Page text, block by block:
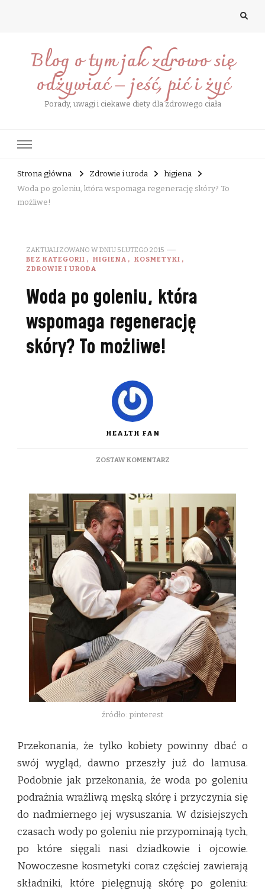
Blog o tym jak zdrowo się
odżywiać – jeść, pić i żyć
Porady, uwagi i ciekawe diety dla zdrowego ciała
Strona główna Zdrowie i uroda
higiena
Woda po goleniu, która wspomaga regenerację skóry? To
możliwe!
ZAKTUALIZOWANO W DNIU 5 LUTEGO 2015
BEZ KATEGORII
HIGIENA
KOSMETYKI
ZDROWIE I URODA
Woda po goleniu, która
wspomaga regenerację
skóry? To możliwe!
HEALTH FAN
ZOSTAW KOMENTARZDO
GOLENIU,
WSPOMAGA
REGENERACJĘ
SKÓRY?
TO
MOŻLIWE!
źródło: pinterest
Przekonania, że tylko kobiety powinny dbać o
swój wygląd, dawno przeszły już do lamusa.
Podobnie jak przekonania, że woda po goleniu
podrażnia wrażliwą męską skórę i przyczynia się
do nadmiernego jej wysuszania. W dzisiejszych
czasach wody po goleniu nie przypominają tych,
po które sięgali nasi dziadkowie i ojcowie.
Nowoczesne kosmetyki coraz częściej zawierają
składniki, które pielęgnują skórę po goleniu: